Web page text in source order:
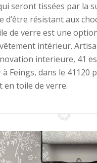
seront tissées par la
d’être résistant aux
de verre est une
intérieur.
interieure, 41
Feings, dans le 41120
en toile de verre.